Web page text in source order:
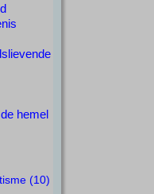
hemel
(10)